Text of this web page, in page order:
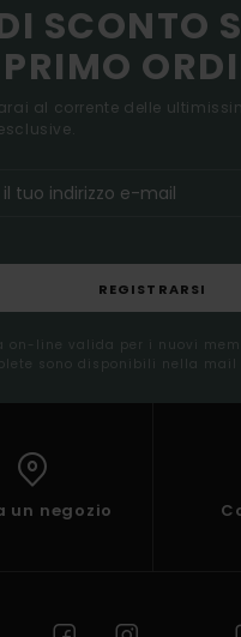
SCONTO
al corrente delle
REGISTRARSI
on-line valida per i nuovi
sono disponibili nella mail
un negozio